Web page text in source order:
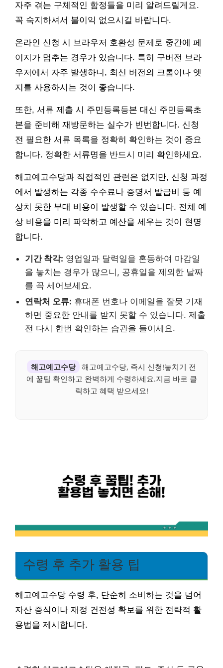
자주 겪는 구체적인 함정들을 미리 알려드릴게요.
꼭 숙지하셔서 불이익 없으시길 바랍니다.
온라인 신청 시 브라우저 호환성 문제로 중간에 페
이지가 멈추는 경우가 있습니다. 특히 구버전 브라
우저에서 자주 발생하니, 최신 버전의 크롬이나 엣
지를 사용하시는 것이 좋습니다.
또한, 서류 제출 시 주민등록등본 대신 주민등록초
본을 준비해 재방문하는 실수가 빈번합니다. 신청
전 필요한 서류 목록을 정확히 확인하는 것이 중요
합니다. 정확한 서류명을 반드시 미리 확인하세요.
해고예고수당과 직접적인 관련은 없지만, 신청 과정
에서 발생하는 각종 수수료나 증명서 발급비 등 예
상치 못한 부대 비용이 발생할 수 있습니다. 전체 예
상 비용을 미리 파악하고 예산을 세우는 것이 현명
합니다.
기간 착각: 영업일과 달력일을 혼동하여 마감일
을 놓치는 경우가 많으니, 공휴일을 제외한 날짜
를 꼭 세어보세요.
연락처 오류: 휴대폰 번호나 이메일을 잘못 기재
하면 중요한 안내를 받지 못할 수 있습니다. 제출
전 다시 한번 확인하는 습관을 들이세요.
해고예고수당 해고예고수당, 즉시 신청!놓치기 전
에 꿀팁 확인하고 완벽하게 수령하세요.지금 바로 클
릭하고 혜택 받으세요!
수령 후 추가 활용 팁
해고예고수당 수령 후, 단순히 소비하는 것을 넘어
자산 증식이나 재정 건전성 확보를 위한 전략적 활
용법을 제시합니다.